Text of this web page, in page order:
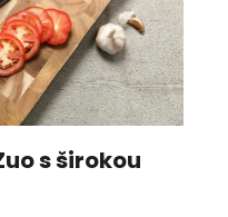
s širokou